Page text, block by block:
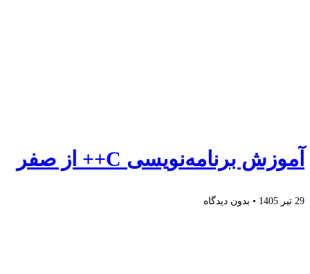
آموزش برنامه‌نویسی C++ از صفر
29 تیر 1405 بدون دیدگاه